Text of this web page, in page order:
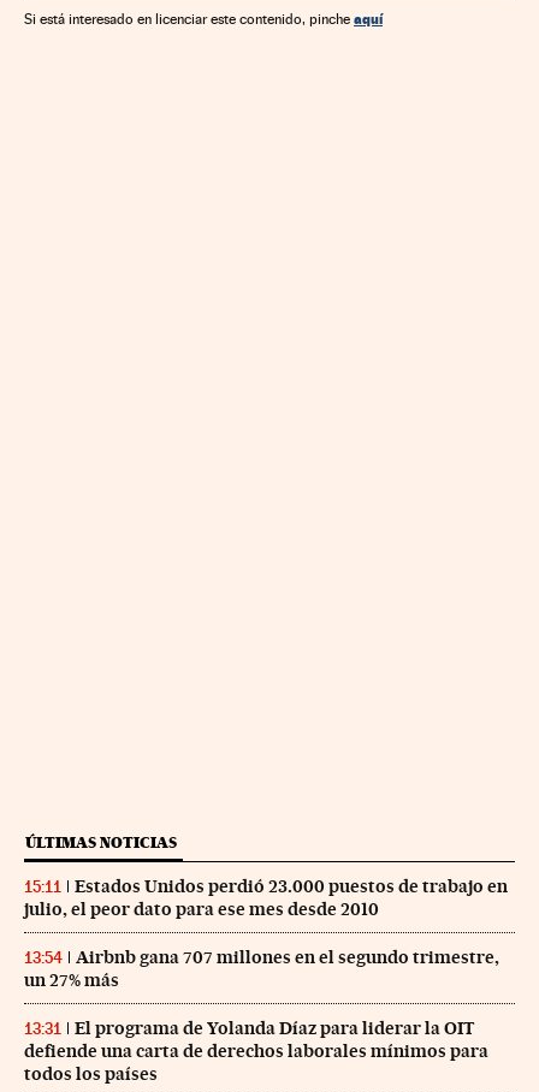
Si está interesado en licenciar este contenido, pinche aquí
ÚLTIMAS NOTICIAS
15:11
Estados Unidos perdió 23.000 puestos de trabajo en
julio, el peor dato para ese mes desde 2010
13:54
Airbnb gana 707 millones en el segundo trimestre,
un 27% más
13:31
El programa de Yolanda Díaz para liderar la OIT
defiende una carta de derechos laborales mínimos para
todos los países